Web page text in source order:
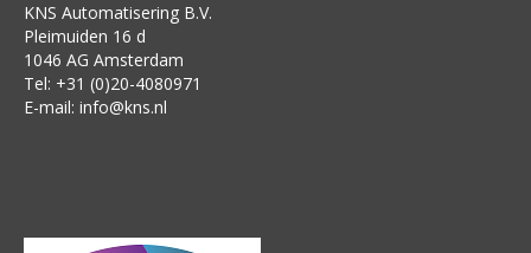
KNS Automatisering B.V.
Pleimuiden 16 d
1046 AG Amsterdam
Tel: +31 (0)20-4080971
E-mail: info@kns.nl